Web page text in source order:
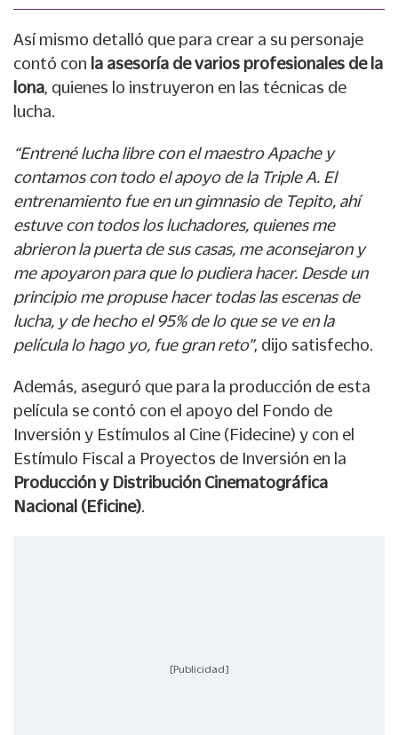
Así mismo detalló que para crear a su personaje
contó con la asesoría de varios profesionales de la
lona, quienes lo instruyeron en las técnicas de
lucha.
“Entrené lucha libre con el maestro Apache y
contamos con todo el apoyo de la Triple A. El
entrenamiento fue en un gimnasio de Tepito, ahí
estuve con todos los luchadores, quienes me
abrieron la puerta de sus casas, me aconsejaron y
me apoyaron para que lo pudiera hacer. Desde un
principio me propuse hacer todas las escenas de
lucha, y de hecho el 95% de lo que se ve en la
película lo hago yo, fue gran reto”, dijo satisfecho.
Además, aseguró que para la producción de esta
película se contó con el apoyo del Fondo de
Inversión y Estímulos al Cine (Fidecine) y con el
Estímulo Fiscal a Proyectos de Inversión en la
Producción y Distribución Cinematográfica
Nacional (Eficine).
[Publicidad]